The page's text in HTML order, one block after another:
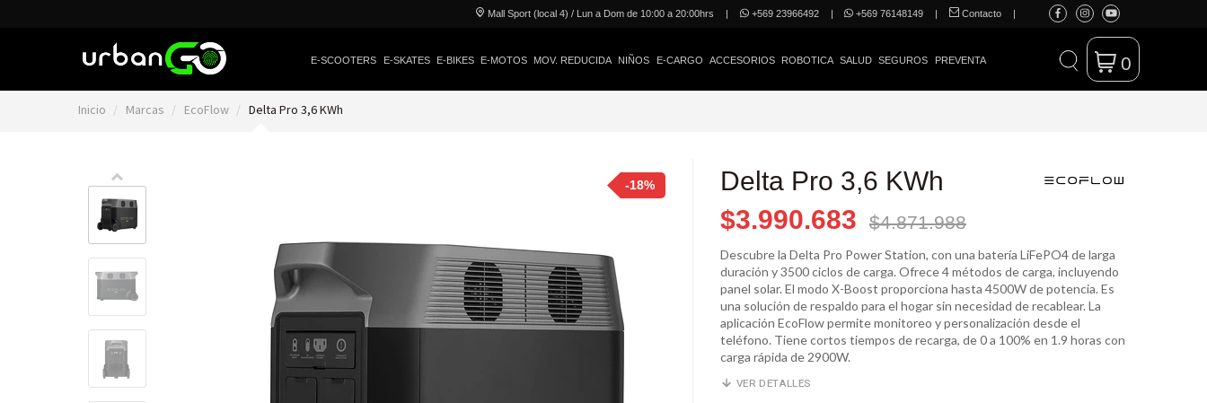
Mall Sport (local 4) / Lun a Dom de 10:00 a 20:00hrs | +569 23966492 | +569 76148149 | Contacto |
E-SCOOTERS E-SKATES E-BIKES E-MOTOS MOV. REDUCIDA NIÑOS E-CARGO ACCESORIOS ROBOTICA SALUD SEGUROS PREVENTA 0
Inicio Marcas EcoFlow Delta Pro 3,6 KWh
-18%
Delta Pro 3,6 KWh
$3.990.683
$4.871.988
Descubre la Delta Pro Power Station, con una batería LiFePO4 de larga
duración y 3500 ciclos de carga. Ofrece 4 métodos de carga, incluyendo
panel solar. El modo X-Boost proporciona hasta 4500W de potencia. Es
una solución de respaldo para el hogar sin necesidad de recablear. La
aplicación EcoFlow permite monitoreo y personalización desde el
teléfono. Tiene cortos tiempos de recarga, de 0 a 100% en 1.9 horas con
carga rápida de 2900W.
VER DETALLES